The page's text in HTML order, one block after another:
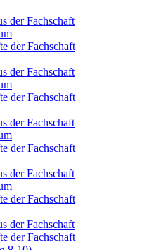
der Fachschaft
der Fachschaft
der Fachschaft
der Fachschaft
der Fachschaft
der Fachschaft
der Fachschaft
der Fachschaft
der Fachschaft
der Fachschaft